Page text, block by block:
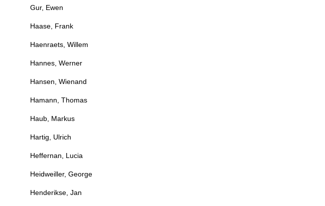
Gur, Ewen
Haase, Frank
Haenraets, Willem
Hannes, Werner
Hansen, Wienand
Hamann, Thomas
Haub, Markus
Hartig, Ulrich
Heffernan, Lucia
Heidweiller, George
Henderikse, Jan